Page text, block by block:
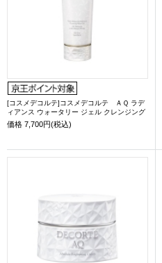
[コスメデコルテ]コスメデコルテ ＡＱ ラデ
ィアンス ウォータリー ジェル クレンジング
価格 7,700円(税込)